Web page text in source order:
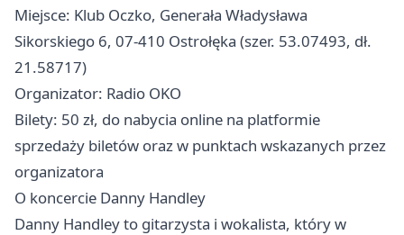
Miejsce: Klub Oczko, Generała Władysława
Sikorskiego 6, 07-410 Ostrołęka (szer. 53.07493, dł.
21.58717)
Organizator: Radio OKO
Bilety: 50 zł, do nabycia online na platformie
sprzedaży biletów oraz w punktach wskazanych przez
organizatora
O koncercie Danny Handley
Danny Handley to gitarzysta i wokalista, który w